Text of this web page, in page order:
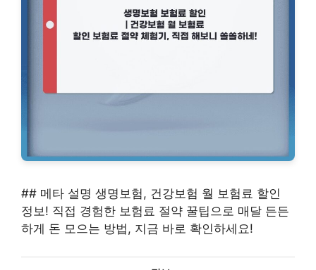
## 메타 설명 생명보험, 건강보험 월 보험료 할인
정보! 직접 경험한 보험료 절약 꿀팁으로 매달 든든
하게 돈 모으는 방법, 지금 바로 확인하세요!